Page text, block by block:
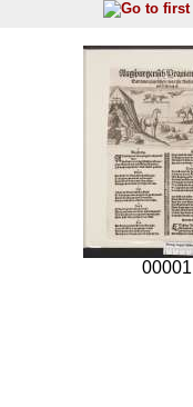
00001